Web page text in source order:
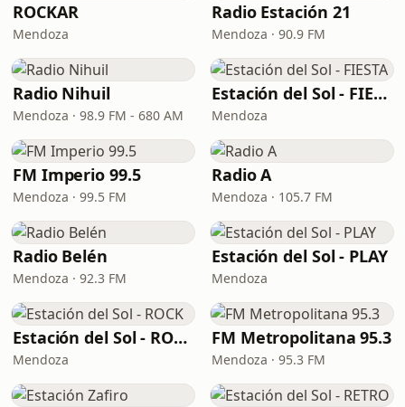
ROCKAR
Mendoza
Radio Estación 21
Mendoza · 90.9 FM
Radio Nihuil
Mendoza · 98.9 FM - 680 AM
Estación del Sol - FIESTA
Mendoza
FM Imperio 99.5
Mendoza · 99.5 FM
Radio A
Mendoza · 105.7 FM
Radio Belén
Mendoza · 92.3 FM
Estación del Sol - PLAY
Mendoza
Estación del Sol - ROCK
Mendoza
FM Metropolitana 95.3
Mendoza · 95.3 FM